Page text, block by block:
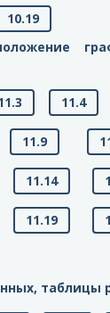
10.19
11.4
11.9
11.14
11.19
таблицы